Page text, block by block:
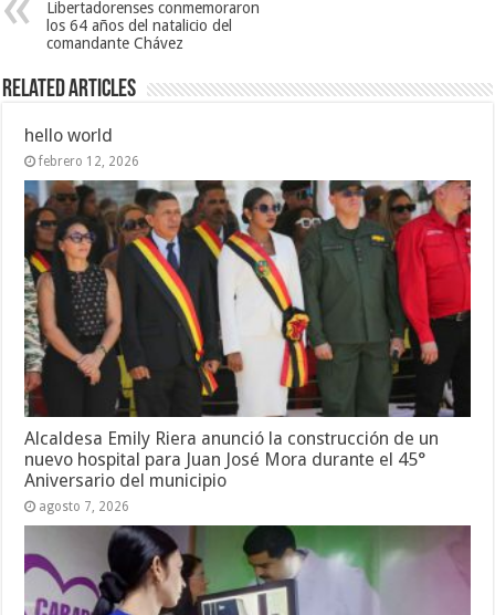
Libertadorenses conmemoraron
los 64 años del natalicio del
comandante Chávez
Related Articles
hello world
febrero 12, 2026
Alcaldesa Emily Riera anunció la construcción de un
nuevo hospital para Juan José Mora durante el 45°
Aniversario del municipio
agosto 7, 2026